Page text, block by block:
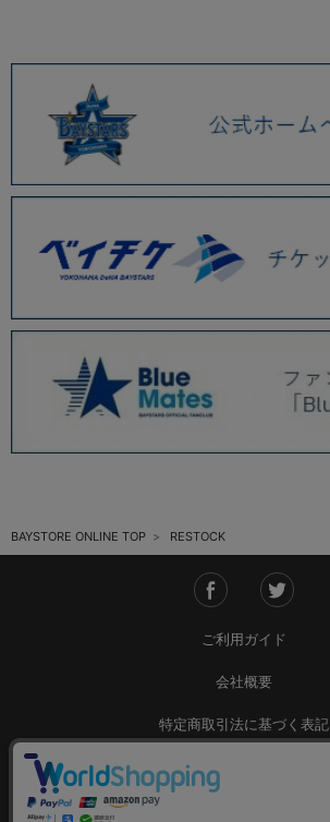
BAYSTORE ONLINE TOP RESTOCK
ご利用ガイド
会社概要
特定商取引法に基づく表記
ご利用規約